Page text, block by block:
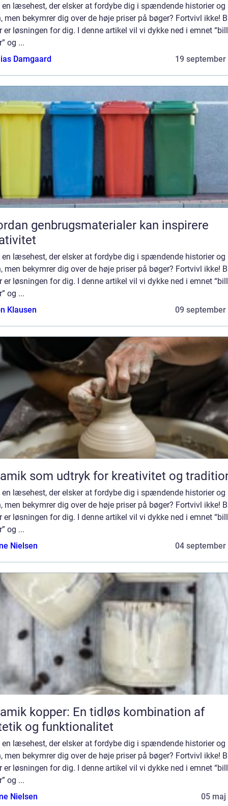
en læsehest, der elsker at fordybe dig i spændende historier og
men bekymrer dig over de høje priser på bøger? Fortvivl ikke!
er løsningen for dig. I denne artikel vil vi dykke ned i emnet
og ...
Damgaard
19 september
genbrugsmaterialer kan inspirere
en læsehest, der elsker at fordybe dig i spændende historier og
men bekymrer dig over de høje priser på bøger? Fortvivl ikke!
er løsningen for dig. I denne artikel vil vi dykke ned i emnet
og ...
Klausen
09 september
som udtryk for kreativitet og
en læsehest, der elsker at fordybe dig i spændende historier og
men bekymrer dig over de høje priser på bøger? Fortvivl ikke!
er løsningen for dig. I denne artikel vil vi dykke ned i emnet
og ...
Nielsen
04 september
kopper: En tidløs kombination af
og funktionalitet
en læsehest, der elsker at fordybe dig i spændende historier og
men bekymrer dig over de høje priser på bøger? Fortvivl ikke!
er løsningen for dig. I denne artikel vil vi dykke ned i emnet
og ...
Nielsen
05 maj